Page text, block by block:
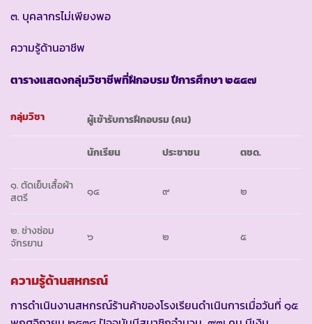
๓. บุคลากรไม่เพียงพอ
ความรู้ด้านอาชีพ
ตารางแสดงกลุ่มวิชาชีพที่ฝึกอบรม ปีการศึกษา ๒๕๔๗
กลุ่มวิชา ผู้เข้ารับการฝึกอบรม (คน)
นักเรียน ประชาชน ตชด.
๑. ตัดเย็บเสื้อผ้า
สตรี
๑๔ ๙ ๒
๒. ช่างซ่อม
จักรยาน
๖ ๒ ๕
ความรู้ด้านสหกรณ์
การดำเนินงานสหกรณ์ร้านค้าของโรงเรียนดำเนินการเมื่อวันที่ ๑๕